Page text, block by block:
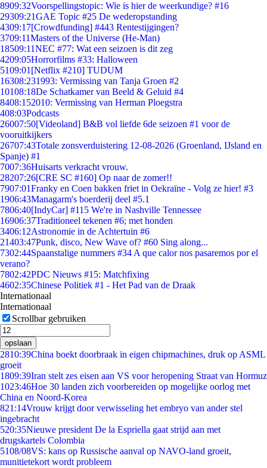
8909:32Voorspellingstopic: Wie is hier de weerkundige? #16
29309:21GAE Topic #25 De wederopstanding
4309:17[Crowdfunding] #443 Rentestijgingen?
3709:11Masters of the Universe (He-Man)
18509:11NEC #77: Wat een seizoen is dit zeg
4209:05Horrorfilms #33: Halloween
5109:01 [Netflix #210] TUDUM
16308:231993: Vermissing van Tanja Groen #2
10108:18De Schatkamer van Beeld & Geluid #4
8408:152010: Vermissing van Herman Ploegstra
408:03Podcasts
26007:50[Videoland] B&B vol liefde 6de seizoen #1 voor de
vooruitkijkers
26707:43Totale zonsverduistering 12-08-2026 (Groenland, IJsland en
Spanje) #1
7007:36Huisarts verkracht vrouw.
28207:26[CRE SC #160] Op naar de zomer!!
7907:01Franky en Coen bakken friet in Oekraïne - Volg ze hier! #3
1906:43Managarm's boerderij deel #5.1
7806:40[IndyCar] #115 We're in Nashville Tennessee
16906:37Traditioneel tekenen #6; met honden
3406:12Astronomie in de Achtertuin #6
21403:47Punk, disco, New Wave of? #60 Sing along...
7302:44Spaanstalige nummers #34 A que calor nos pasaremos por el
verano?
7802:42PDC Nieuws #15: Matchfixing
4602:35Chinese Politiek #1 - Het Pad van de Draak
Internationaal
Internationaal
Scrollbar gebruiken
opslaan
2810:39China boekt doorbraak in eigen chipmachines, druk op ASML
groeit
1809:39Iran stelt zes eisen aan VS voor heropening Straat van Hormuz
1023:46Hoe 30 landen zich voorbereiden op mogelijke oorlog met
China en Noord-Korea
821:14Vrouw krijgt door verwisseling het embryo van ander stel
ingebracht
520:35Nieuwe president De la Espriella gaat strijd aan met
drugskartels Colombia
5108/08VS: kans op Russische aanval op NAVO-land groeit,
munitietekort wordt probleem